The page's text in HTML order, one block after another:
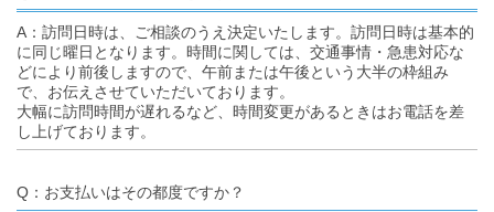
A：訪問日時は、ご相談のうえ決定いたします。訪問日時は基本的
に同じ曜日となります。時間に関しては、交通事情・急患対応な
どにより前後しますので、午前または午後という大半の枠組み
で、お伝えさせていただいております。
大幅に訪問時間が遅れるなど、時間変更があるときはお電話を差
し上げております。
Q：お支払いはその都度ですか？